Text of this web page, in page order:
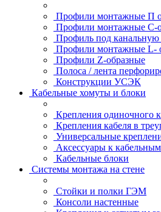
Профили монтажные П
Профили монтажные C-
Профиль под
Профили монтажные L-
Профили Z-образные
Полоса / лента
Конструкции УСЭК
Кабельные хомуты и блоки
Крепления одиночного
Крепления кабеля в
Универсальные
Аксессуары к
Кабельные блоки
Системы монтажа на стене
Стойки и полки ГЭМ
Консоли настенные